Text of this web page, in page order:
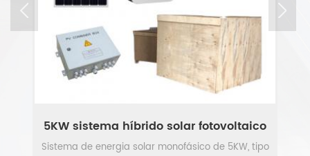
5KW sistema híbrido solar fotovoltaico
Sistema de energia solar monofásico de 5KW, tipo